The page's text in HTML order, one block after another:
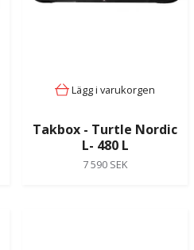
Lägg i varukorgen
Takbox - Turtle Nordic
L- 480 L
7 590 SEK